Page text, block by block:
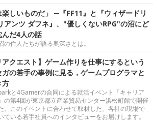
楽しいものだ」 ─『FF11』と『ウィザードリ
アンツ ダフネ』、"優しくないRPG"の沼にど
んだ4人の話
の住人たちが語る奥深さとは。
アクエスト】ゲーム作りを仕事にするという
ガの若手の事例に見る，ゲームプログラマと
方
と4Gamerの合同による就活イベント「キャリア
の第4回が東京都立産業貿易センター浜松町館で開催
。このイベントに合わせて取材した、各社の現場で
ている若手社員へのインタビューをお届けします。